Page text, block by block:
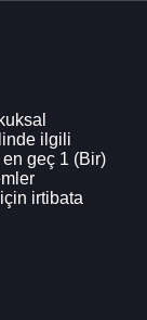
ilgili
geç 1 (Bir)
irtibata